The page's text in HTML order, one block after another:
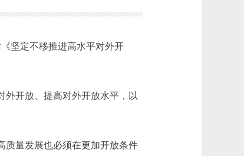
坚定不移推进高水平对外开
外开放、提高对外开放水平，以
质量发展也必须在更加开放条件